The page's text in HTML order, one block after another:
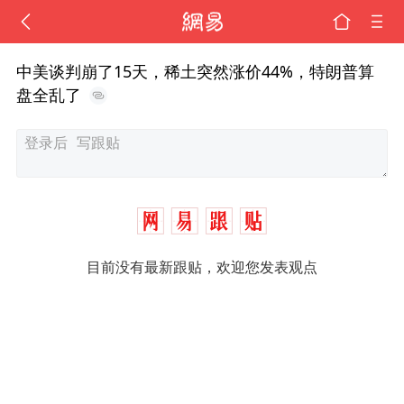
中美谈判崩了15天，稀土突然涨价44%，特朗普算
盘全乱了
目前没有最新跟贴，欢迎您发表观点